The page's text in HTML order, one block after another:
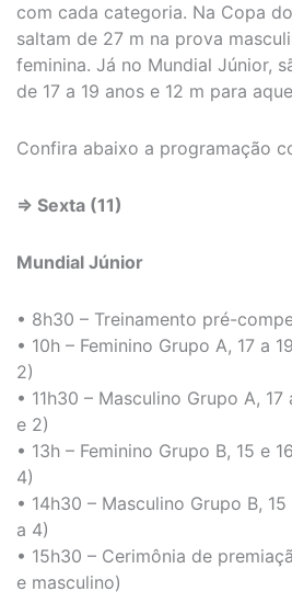
com cada categoria. Na Copa
saltam de 27 m na prova
feminina. Já no Mundial Júnior,
de 17 a 19 anos e 12 m para
Confira abaixo a programação
⇒ Sexta (11)
Mundial Júnior
• 8h30 – Treinamento pré-
• 10h – Feminino Grupo A, 17 a
2)
• 11h30 – Masculino Grupo A, 17
e 2)
• 13h – Feminino Grupo B, 15 e
4)
• 14h30 – Masculino Grupo B,
a 4)
• 15h30 – Cerimônia de
e masculino)